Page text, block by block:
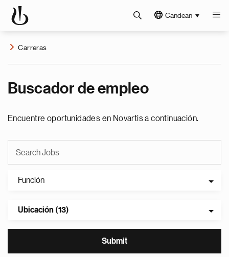
Candean
Carreras
Buscador de empleo
Encuentre oportunidades en Novartis a continuación.
Función
Ubicación (13)